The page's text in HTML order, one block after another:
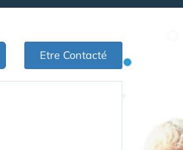
Etre Contacté